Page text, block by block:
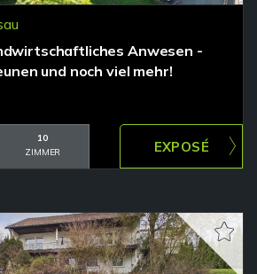
Anwesen -
und noch viel mehr!
10
ZIMMER